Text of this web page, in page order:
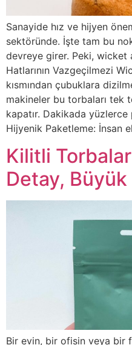
Sanayide hız ve hijyen
sektöründe. İşte tam bu
devreye girer. Peki, wicket
Hatlarının Vazgeçilmezi
kısmından çubuklara
makineler bu torbaları tek
kapatır. Dakikada yüzlerce
Hijyenik Paketleme: İnsan
Kilitli
Detay,
Bir evin, bir ofisin veya bir